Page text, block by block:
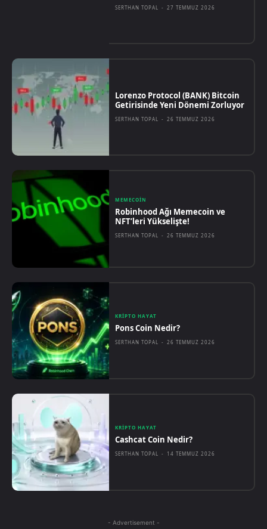
SERTHAN TOPAL - 27 TEMMUZ 2026
Lorenzo Protocol (BANK) Bitcoin
Getirisinde Yeni Dönemi Zorluyor
SERTHAN TOPAL - 26 TEMMUZ 2026
MEMECOIN
Robinhood Ağı Memecoin ve
NFT’leri Yükselişte!
SERTHAN TOPAL - 26 TEMMUZ 2026
KRIPTO HAYAT
Pons Coin Nedir?
SERTHAN TOPAL - 26 TEMMUZ 2026
KRIPTO HAYAT
Cashcat Coin Nedir?
SERTHAN TOPAL - 14 TEMMUZ 2026
- Advertisement -